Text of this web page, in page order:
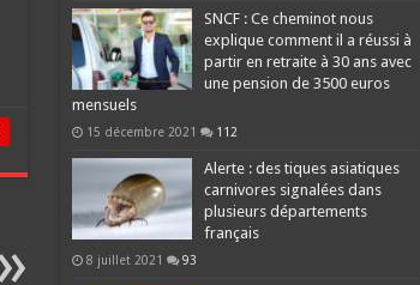
SNCF : Ce cheminot nous
explique comment il a réussi à
partir en retraite à 30 ans avec
une pension de 3500 euros
mensuels
15 décembre 2021 112
Alerte : des tiques asiatiques
carnivores signalées dans
plusieurs départements
français
8 juillet 2021 93